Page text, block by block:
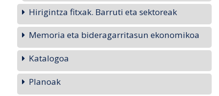
Hirigintza fitxak. Barruti eta sektoreak
Memoria eta bideragarritasun ekonomikoa
Katalogoa
Planoak